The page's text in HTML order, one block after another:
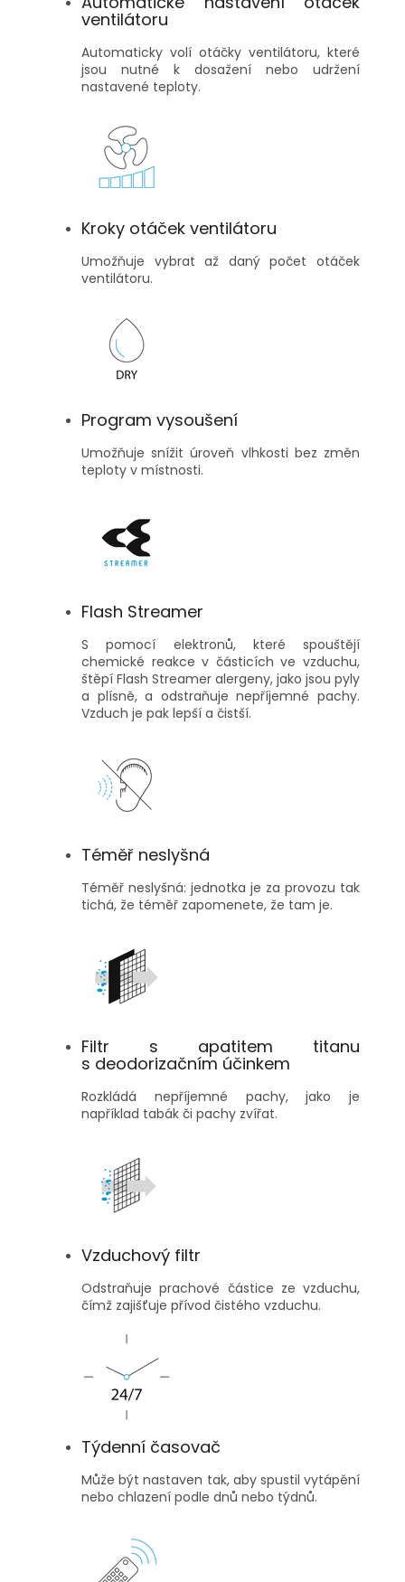
ventilátoru
Automaticky volí otáčky ventilátoru, které
jsou nutné k dosažení nebo udržení
nastavené teploty.
Kroky otáček ventilátoru
Umožňuje vybrat až daný počet otáček
ventilátoru.
Program vysoušení
Umožňuje snížit úroveň vlhkosti bez změn
teploty v místnosti.
Flash Streamer
S pomocí elektronů, které spouštějí
chemické reakce v částicích ve vzduchu,
štěpí Flash Streamer alergeny, jako jsou pyly
a plísně, a odstraňuje nepříjemné pachy.
Vzduch je pak lepší a čistší.
Téměř neslyšná
Téměř neslyšná: jednotka je za provozu tak
tichá, že téměř zapomenete, že tam je.
Filtr s apatitem titanu
s deodorizačním účinkem
Rozkládá nepříjemné pachy, jako je
například tabák či pachy zvířat.
Vzduchový filtr
Odstraňuje prachové částice ze vzduchu,
čímž zajišťuje přívod čistého vzduchu.
Týdenní časovač
Může být nastaven tak, aby spustil vytápění
nebo chlazení podle dnů nebo týdnů.